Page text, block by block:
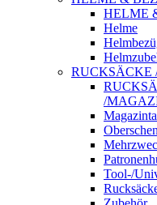
HELME
Helme
RUCKSÄCKE
/
Tool-/